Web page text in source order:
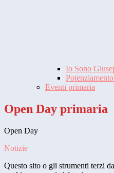
Io Sono
Eventi primaria
Open Day primaria
Open Day
Notizie
Questo sito o gli strumenti terzi